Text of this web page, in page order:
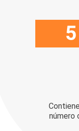
5
número